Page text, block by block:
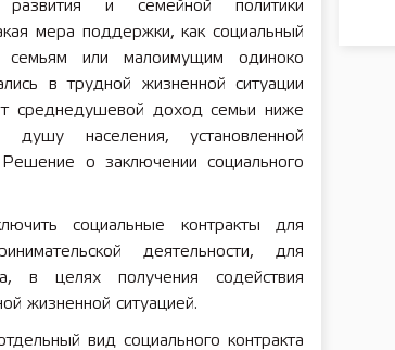
развития и семейной политики
мера поддержки, как социальный
семьям или малоимущим одиноко
в трудной жизненной ситуации
среднедушевой доход семьи ниже
населения, установленной
о заключении социального
социальные контракты для
деятельности, для
в целях получения содействия
жизненной ситуацией.
вид социального контракта